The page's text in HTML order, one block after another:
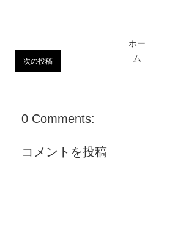
次の投稿
ホー
ム
0 Comments:
コメントを投稿